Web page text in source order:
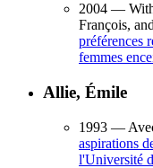
2004 — With
François,
préférences
femmes
Allie, Émile
1993 —
aspirations
l'Université